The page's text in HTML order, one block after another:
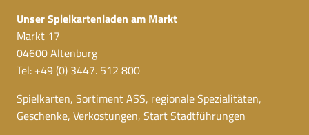
Unser Spielkartenladen am Markt
Markt 17
04600 Altenburg
Tel: +49 (0) 3447. 512 800
Spielkarten, Sortiment ASS, regionale Spezialitäten,
Geschenke, Verkostungen, Start Stadtführungen